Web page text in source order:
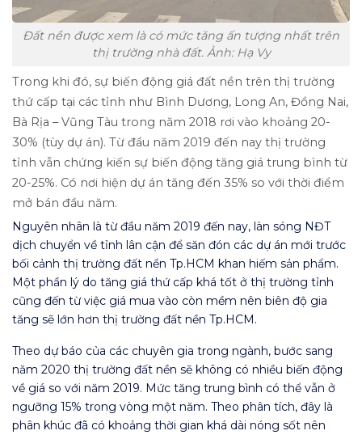
Đất nền được xem là có mức tăng ấn tượng nhất trên
thị trường nhà đất. Ảnh: Hạ Vy
Trong khi đó, sự biến động giá đất nền trên thị trường
thứ cấp tại các tỉnh như Bình Dương, Long An, Đồng Nai,
Bà Rịa – Vũng Tàu trong năm 2018 rơi vào khoảng 20-
30% (tùy dự án). Từ đầu năm 2019 đến nay thị trường
tỉnh vẫn chứng kiến sự biến động tăng giá trung bình từ
20-25%. Có nơi hiện dự án tăng đến 35% so với thời điểm
mở bán đầu năm.
Nguyên nhân là từ đầu năm 2019 đến nay, làn sóng NĐT
dịch chuyển về tỉnh lân cận để săn đón các dự án mới trước
bối cảnh thị trường đất nền Tp.HCM khan hiếm sản phẩm.
Một phần lý do tăng giá thứ cấp khá tốt ở thị trường tỉnh
cũng đến từ việc giá mua vào còn mềm nên biên độ gia
tăng sẽ lớn hơn thị trường đất nền Tp.HCM.
Theo dự báo của các chuyên gia trong ngành, bước sang
năm 2020 thị trường đất nền sẽ không có nhiều biến động
về giá so với năm 2019. Mức tăng trung bình có thể vẫn ở
ngưỡng 15% trong vòng một năm. Theo phân tích, đây là
phân khúc đã có khoảng thời gian khá dài nóng sốt nên